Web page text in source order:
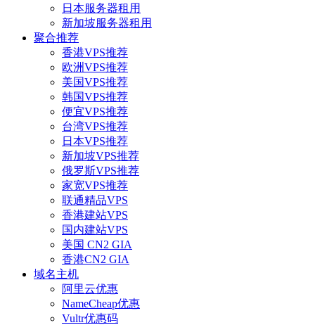
日本服务器租用
新加坡服务器租用
聚合推荐
香港VPS推荐
欧洲VPS推荐
美国VPS推荐
韩国VPS推荐
便宜VPS推荐
台湾VPS推荐
日本VPS推荐
新加坡VPS推荐
俄罗斯VPS推荐
家宽VPS推荐
联通精品VPS
香港建站VPS
国内建站VPS
美国 CN2 GIA
香港CN2 GIA
域名主机
阿里云优惠
NameCheap优惠
Vultr优惠码